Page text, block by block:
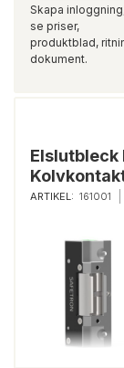
Skapa
se priser,
produktblad,
dokument.
Elslutbleck
ARTIKEL: 161001